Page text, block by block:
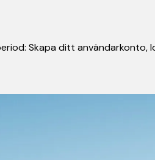
Skapa ditt användarkonto,